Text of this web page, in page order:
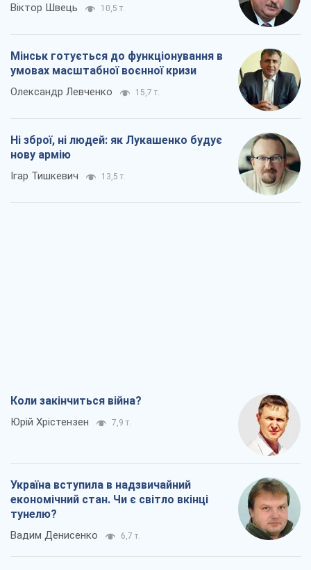
Віктор Швець 10,5 т.
Мінськ готується до функціонування в
умовах масштабної воєнної кризи
Олександр Левченко 15,7 т.
Ні зброї, ні людей: як Лукашенко будує
нову армію
Ігар Тишкевич 13,5 т.
Коли закінчиться війна?
Юрій Хрістензен 7,9 т.
Україна вступила в надзвичайний
економічний стан. Чи є світло вкінці
тунелю?
Вадим Денисенко 6,7 т.